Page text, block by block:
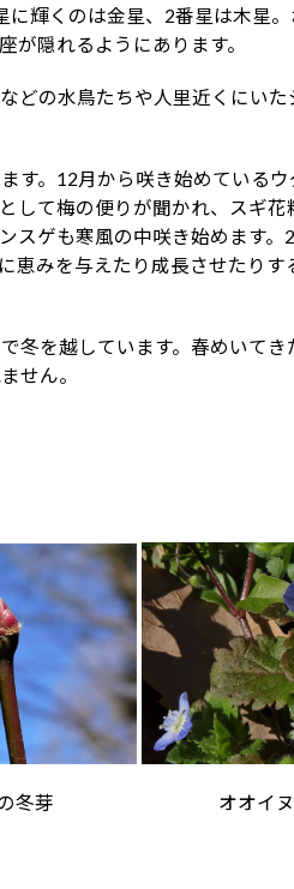
に輝くのは金星、2番星は木星
が隠れるようにあります。
どの水鳥たちや人里近くにいた
す。12月から咲き始めているウ
して梅の便りが聞かれ、スギ花
スゲも寒風の中咲き始めます。
恵みを与えたり成長させたりす
冬を越しています。春めいてき
せん。
冬芽 オオイヌノ